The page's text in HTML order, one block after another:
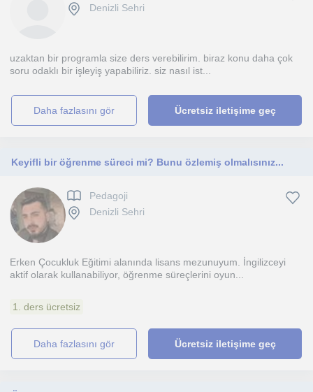
Denizli Sehri
uzaktan bir programla size ders verebilirim. biraz konu daha çok
soru odaklı bir işleyiş yapabiliriz. siz nasıl ist...
daha fazlasını gör Ücretsiz iletişime geç
Keyifli bir öğrenme süreci mi? Bunu özlemiş olmalısınız...
Pedagoji
Denizli Sehri
Erken Çocukluk Eğitimi alanında lisans mezunuyum. İngilizceyi
aktif olarak kullanabiliyor, öğrenme süreçlerini oyun...
1. ders ücretsiz
daha fazlasını gör Ücretsiz iletişime geç